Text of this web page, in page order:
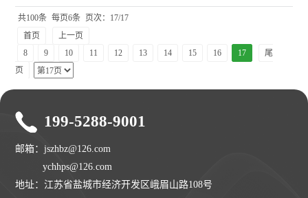
共100条 每页6条 页次：17/17
首页
上一页
8
9 10 11 12 13 14 15 16 17
尾
页
199-5288-9001
邮箱：jszhbz@126.com
ychhps@126.com
地址：江苏省盐城市经济开发区峨眉山路108号